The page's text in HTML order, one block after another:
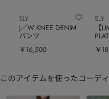
SLY
J／W KNEE DENIM
パンツ
￥16,500
SLY
【
￥
このアイテムを使ったコーデ